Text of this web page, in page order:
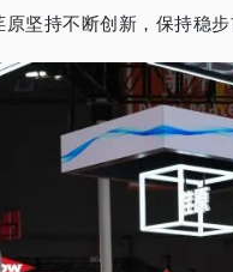
坚持不断创新，保持稳步